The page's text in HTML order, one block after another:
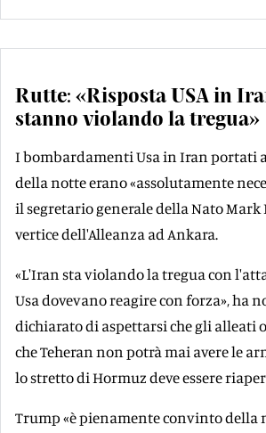
Rutte: «Risposta USA in
stanno violando la tregua»
I bombardamenti Usa in Iran portati
della notte erano «assolutamente
il segretario generale della Nato
vertice dell'Alleanza ad Ankara.
«L'Iran sta violando la tregua con
Usa dovevano reagire con forza», ha
dichiarato di aspettarsi che gli alleati
che Teheran non potrà mai avere le
lo stretto di Hormuz deve essere
Trump «è pienamente convinto della